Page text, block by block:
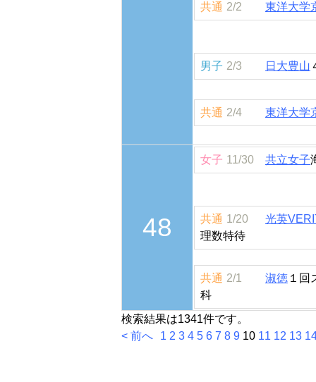
共通 2/2 東洋大学
男子 2/3 日大豊山
共通 2/4 東洋大学
48
女子 11/30 共立女子
共通 1/20
光英
理数特待
共通 2/1 淑徳 １回
科
検索結果は1341件です。
< 前へ
1 2 3 4 5 6 7 8 9 10 11 12 13